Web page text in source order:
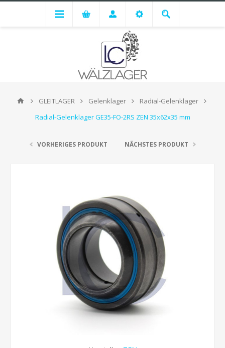
GLEITLAGER Gelenklager
Radial-Gelenklager
Radial-Gelenklager GE35-FO-2RS ZEN 35x62x35 mm
VORHERIGES PRODUKT NÄCHSTES PRODUKT